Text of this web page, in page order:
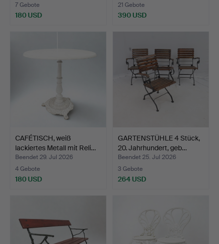
7 Gebote
180 USD
21 Gebote
390 USD
CAFÉTISCH, weiß
lackiertes Metall mit Reli…
Beendet 29. Jul 2026
4 Gebote
180 USD
GARTENSTÜHLE 4 Stück,
20. Jahrhundert, geb…
Beendet 25. Jul 2026
3 Gebote
264 USD